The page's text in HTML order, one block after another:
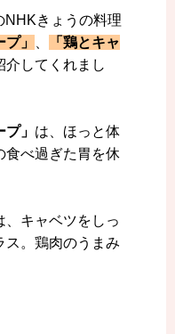
NHKきょうの料理
プ」
「鶏とキャ
介してくれまし
プ」 は、ほっと体
食べ過ぎた胃を休
、キャベツをしっ
ス。鶏肉のうまみ